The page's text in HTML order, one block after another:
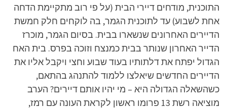
התוכנית, מודחים דיירי הבית (על פי רוב מתקיימת הדחה
אחת לשבוע) עד לתוכנית הגמר, בה לוקחים חלק חמשת
הדיירים האחרונים שנשארו בבית. בסיום הגמר, מוכרז
הדייר האחרון שנותר בבית כמנצח וזוכה בפרס. בית האח
הגדול יפתח את דלתותיו בעוד שבוע וחצי ויקבל אליו את
הדיירים החדשים שיאלצו ללמוד להתנהג בהתאם,
כשהשאלה הגדולה היא – מי יהיו אותם דיירים? הערב
מוציאה רשת 13 פרומו ראשון לקראת העונה עם רמז,